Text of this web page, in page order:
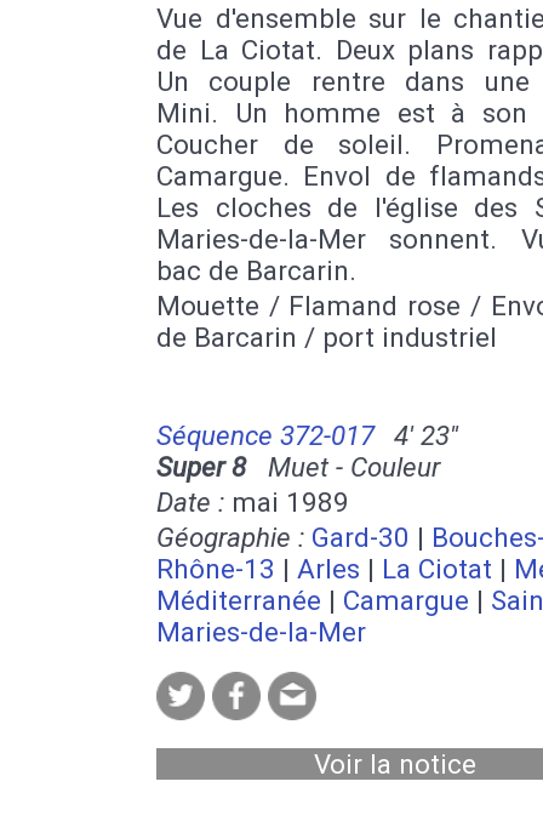
Vue d'ensemble sur le
de La Ciotat. Deux plans
Un couple rentre dans une
Mini. Un homme est à son
Coucher de soleil.
Camargue. Envol de
Les cloches de l'église des
Maries-de-la-Mer sonnent.
bac de Barcarin.
Mouette / Flamand rose /
de Barcarin / port industriel
Séquence 372-017
4' 23''
Super 8Muet - Couleur
Date : mai 1989
Géographie : Gard-30 |
Rhône-13 | Arles | La Ciotat |
Méditerranée | Camargue |
Maries-de-la-Mer
Voir la notice